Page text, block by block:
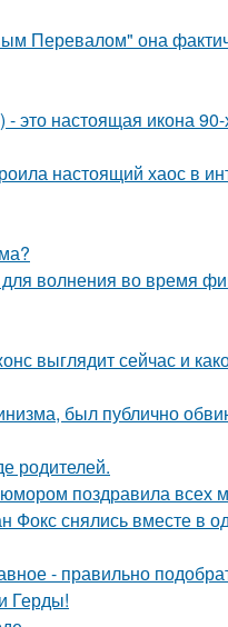
Перевалом" она
настоящая икона
настоящий хаос в
волнения во время
выглядит сейчас и
был публично
родителей.
поздравила всех
Фокс снялись вместе в
- правильно
Герды!